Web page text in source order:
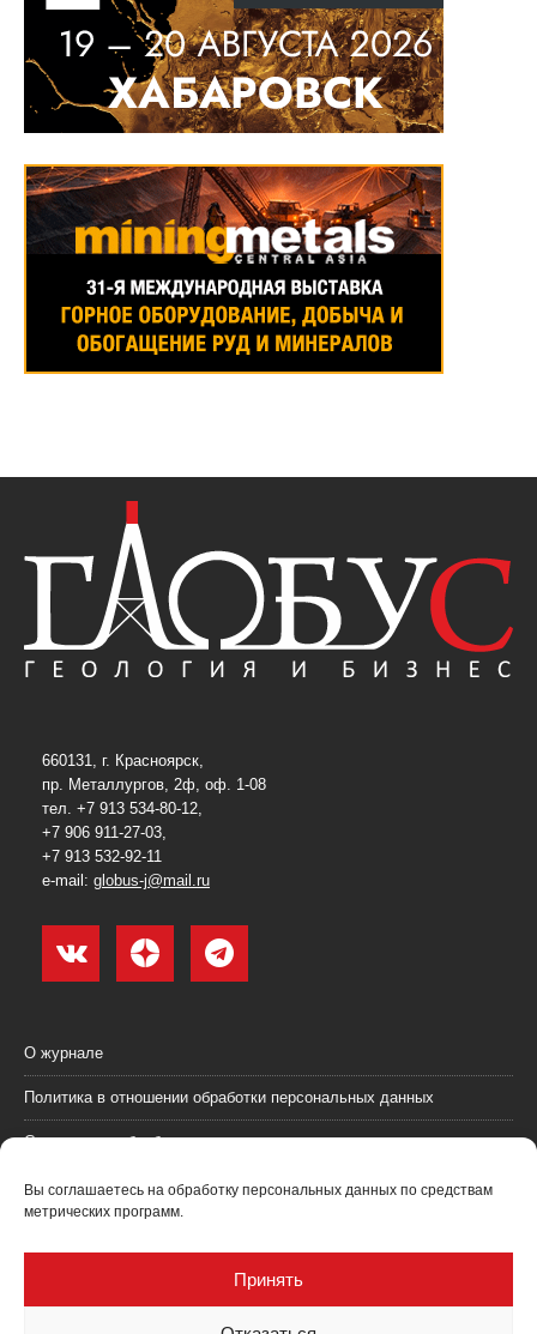
Вы соглашаетесь на обработку персональных данных по средствам
метрических программ.
Принять
660131, г. Красноярск,
пр. Металлургов, 2ф, оф. 1-08
тел. +7 913 534-80-12,
+7 906 911-27-03,
+7 913 532-92-11
e-mail: globus-j@mail.ru
О журнале
Политика в отношении обработки персональных данных
Согласие на обработку персональных данных
Пользовательское соглашение (оферта)